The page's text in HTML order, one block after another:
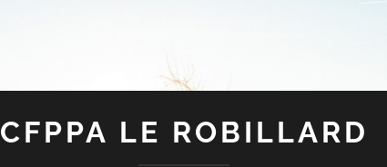
CFPPA LE ROBILLARD